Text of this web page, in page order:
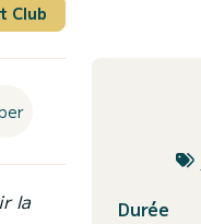
Club
la
Durée